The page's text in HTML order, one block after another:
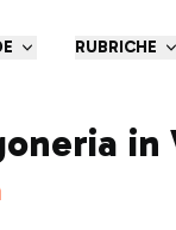
RUBRICHE
in